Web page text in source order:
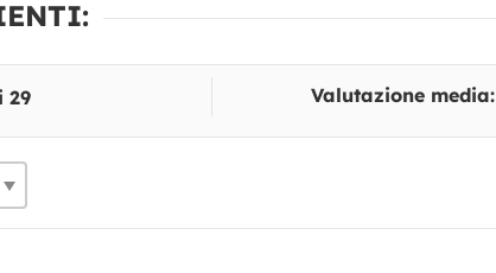
29 Valutazione media: